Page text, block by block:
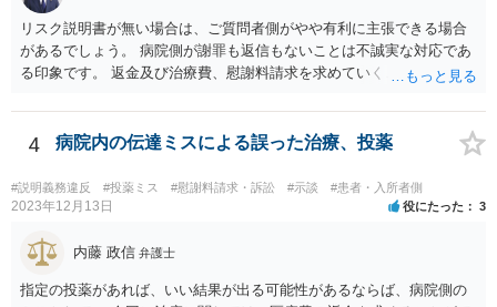
リスク説明書が無い場合は、ご質問者側がやや有利に主張できる場合
があるでしょう。 病院側が謝罪も返信もないことは不誠実な対応であ
る印象です。 返金及び治療費、慰謝料請求を求めていくことになるか
代理人として病院側との交渉窓口となることも方法の一つです。 ご自
身で内容証明を出される場合、書面にご質問者の不利になる事情を記
載した場合はそれ以降の交渉ハードルが上がってしまうため慎重に検
討されるとよいでしょう。
4 病院内の伝達ミスによる誤った治療、投薬
#説明義務違反 #投薬ミス #慰謝料請求・訴訟 #示談 #患者・入所者側
2023年12月13日 役にたった 3
内藤 政信 弁護士
指定の投薬があれば、いい結果が出る可能性があるならば、病院側の